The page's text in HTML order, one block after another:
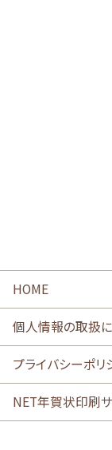
HOME
個人情報の取扱
プライバシーポリ
NET年賀状印刷